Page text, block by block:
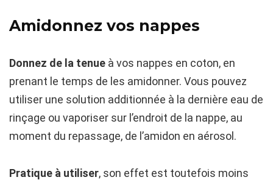
Amidonnez vos nappes
Donnez de la tenue à vos nappes en coton, en
prenant le temps de les amidonner. Vous pouvez
utiliser une solution additionnée à la dernière eau de
rinçage ou vaporiser sur l’endroit de la nappe, au
moment du repassage, de l’amidon en aérosol.
Pratique à utiliser, son effet est toutefois moins